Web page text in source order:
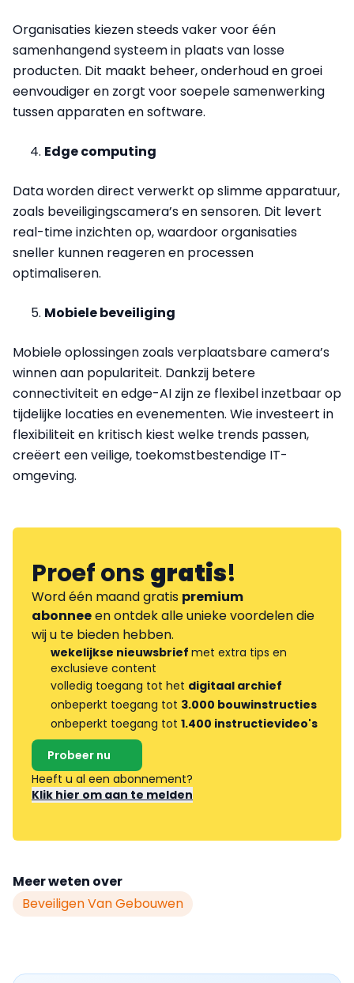
Organisaties kiezen steeds vaker voor één
samenhangend systeem in plaats van losse
producten. Dit maakt beheer, onderhoud en groei
eenvoudiger en zorgt voor soepele samenwerking
tussen apparaten en software.
Edge computing
Data worden direct verwerkt op slimme apparatuur,
zoals beveiligingscamera’s en sensoren. Dit levert
real-time inzichten op, waardoor organisaties
sneller kunnen reageren en processen
optimaliseren.
Mobiele beveiliging
Mobiele oplossingen zoals verplaatsbare camera’s
winnen aan populariteit. Dankzij betere
connectiviteit en edge-AI zijn ze flexibel inzetbaar op
tijdelijke locaties en evenementen. Wie investeert in
flexibiliteit en kritisch kiest welke trends passen,
creëert een veilige, toekomstbestendige IT-
omgeving.
Proef onsgratis!
Word één maand gratis premium
abonneeen ontdek alle unieke voordelen die
wij u te bieden hebben.
wekelijkse nieuwsbrief met extra tips en
exclusieve content
volledig toegang tot het digitaal archief
onbeperkt toegang tot 3.000 bouwinstructies
onbeperkt toegang tot 1.400 instructievideo's
Probeer nu
Heeft u al een abonnement?
Klik hier om aan te melden
Meer weten over
Beveiligen Van Gebouwen